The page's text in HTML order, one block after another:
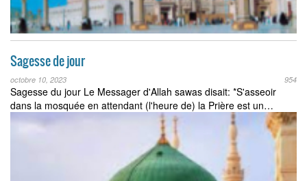
Sagesse de jour
octobre 10, 2023 954
Sagesse du jour Le Messager d'Allah sawas disait: *S'asseoir
dans la mosquée en attendant (l'heure de) la Prière est un…